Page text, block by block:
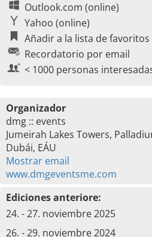
Outlook.com (online)
Yahoo (online)
Añadir a la lista de favoritos
Recordatorio por email
< 1000 personas
Organizador
dmg :: events
Jumeirah Lakes Towers,
Dubái, EÁU
Mostrar email
www.dmgeventsme.com
Ediciones anteriore:
24. - 27. noviembre 2025
26. - 29. noviembre 2024